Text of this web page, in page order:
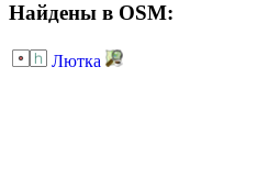
Найдены в OSM:
Лютка